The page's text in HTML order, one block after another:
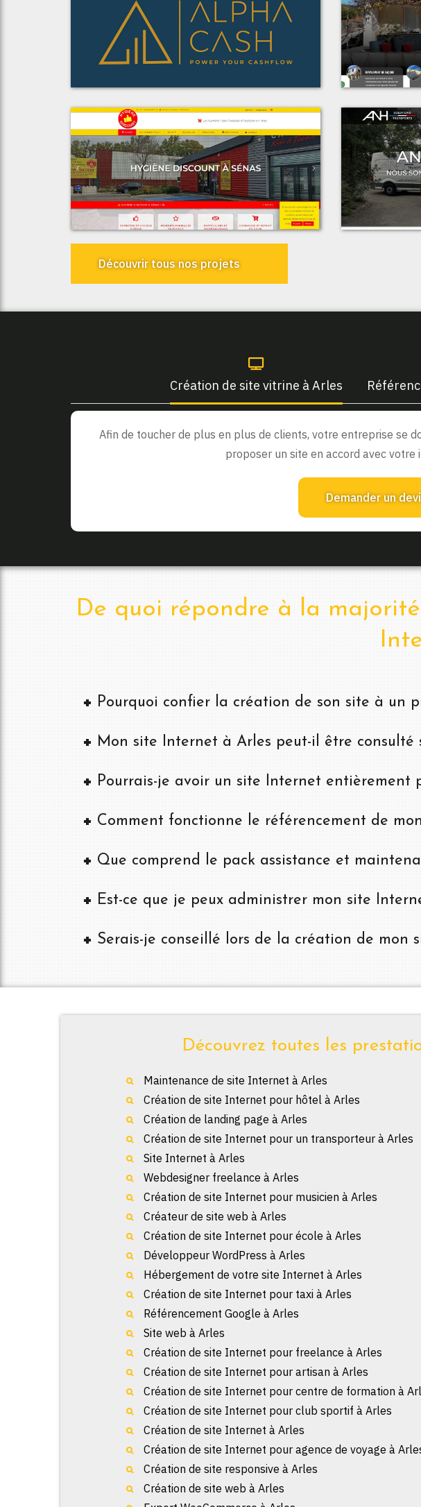
Voir le projet
Alpha Cash Consulting AF
Voir le projet
Espace Discount
Découvrir tous nos projets
Création de site vitrine à Arles
Afin de toucher de plus en plus de clients, votre entreprise se
proposer un site en accord avec
Demander un
De quoi répondre à la
Pourquoi confier la création de son site à un
Mon site Internet à Arles peut-il être consulté
Pourrais-je avoir un site Internet entièrement
Comment fonctionne le référencement de
Que comprend le pack assistance et
Est-ce que je peux administrer mon site
Serais-je conseillé lors de la création de mon
Découvrez toutes les
Maintenance de site Internet à Arles
Création de site Internet pour hôtel à Arles
Création de landing page à Arles
Création de site Internet pour un transporteur à Arles
Site Internet à Arles
Webdesigner freelance à Arles
Création de site Internet pour musicien à Arles
Créateur de site web à Arles
Création de site Internet pour école à Arles
Développeur WordPress à Arles
Hébergement de votre site Internet à Arles
Création de site Internet pour taxi à Arles
Référencement Google à Arles
Site web à Arles
Création de site Internet pour freelance à Arles
Création de site Internet pour artisan à Arles
Création de site Internet pour centre de formation à
Création de site Internet pour club sportif à Arles
Création de site Internet à Arles
Création de site Internet pour agence de voyage à
Création de site responsive à Arles
Création de site web à Arles